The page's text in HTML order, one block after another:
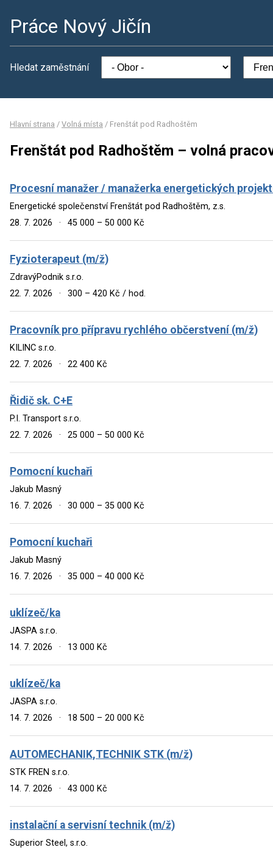
Práce Nový Jičín
Hledat zaměstnání
Hlavní strana / Volná místa / Frenštát pod Radhoštěm
Frenštát pod Radhoštěm – volná
Procesní manažer / manažerka energetických
Energetické společenství Frenštát pod Radhoštěm, z.s.
28. 7. 2026
· 45 000 – 50 000 Kč
Fyzioterapeut (m/ž)
ZdravýPodnik s.r.o.
22. 7. 2026
· 300 – 420 Kč / hod.
Pracovník pro přípravu rychlého občerstvení (m/ž)
KILINC s.r.o.
22. 7. 2026
· 22 400 Kč
Řidič sk. C+E
P.I. Transport s.r.o.
22. 7. 2026
· 25 000 – 50 000 Kč
Pomocní kuchaři
Jakub Masný
16. 7. 2026
· 30 000 – 35 000 Kč
Pomocní kuchaři
Jakub Masný
16. 7. 2026
· 35 000 – 40 000 Kč
uklízeč/ka
JASPA s.r.o.
14. 7. 2026
· 13 000 Kč
uklízeč/ka
JASPA s.r.o.
14. 7. 2026
· 18 500 – 20 000 Kč
AUTOMECHANIK,TECHNIK STK (m/ž)
STK FREN s.r.o.
14. 7. 2026
· 43 000 Kč
instalační a servisní technik (m/ž)
Superior Steel, s.r.o.